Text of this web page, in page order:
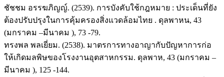
ชัชชม อรรฆภิญญ์. (2539). การบังคับใช้กฎหมาย : ประเด็นที่ยัง
ต้องปรับปรุงในการคุ้มครองสิ่งแวดล้อมไทย . ดุลพาหน, 43
(มกราคม –มีนาคม ), 73 -79.
ทรงพล พลเยี่ยม. (2538). มาตรการทางอาญากับปัญหาการก่อ
ให้เกิดมลพิษของโรงงานอุตสาหกรรม. ดุลพาห, 43 (มกราคม –
มีนาคม ), 125 -144.